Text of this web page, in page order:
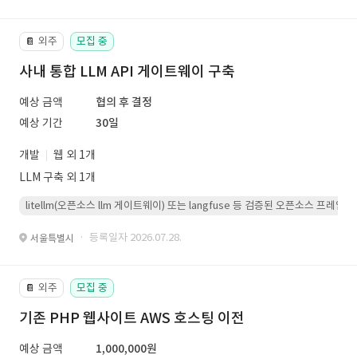
📔 외주 모집 중
사내 통합 LLM API 게이트웨이 구축
예상 금액
협의 후 결정
예상 기간
30일
개발
웹 외 1개
LLM 구축 외 1개
litellm(오픈소스 llm 게이트웨이) 또는 langfuse 등 검증된 오픈소스 프레임워
서울특별시 · 등록일자 2026.07.28.
📔 외주 모집 중
기존 PHP 웹사이트 AWS 호스팅 이전
예상 금액
1,000,000원